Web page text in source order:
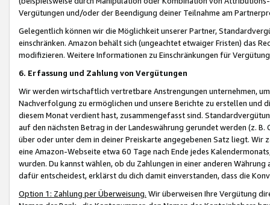
Vergütungen und/oder der Beendigung deiner Teilnahme am
Gelegentlich können wir die Möglichkeit unserer Partner,
einschränken. Amazon behält sich (ungeachtet etwaiger Fristen) das
modifizieren. Weitere Informationen zu Einschränkungen für
6. Erfassung und Zahlung von Vergütungen
Wir werden wirtschaftlich vertretbare Anstrengungen unternehmen,
Nachverfolgung zu ermöglichen und unsere Berichte zu erstellen und
diesem Monat verdient hast, zusammengefasst sind.
auf den nächsten Betrag in der Landeswährung gerundet werden (z.
über oder unter dem in deiner Preiskarte angegebenen Satz liegt.
eine Amazon-Webseite etwa 60 Tage nach Ende jedes
wurden. Du kannst wählen, ob du Zahlungen in einer anderen
dafür entscheidest, erklärst du dich damit einverstanden, dass die
Option 1: Zahlung per Überweisung. Wir überweisen Ihre Vergütung